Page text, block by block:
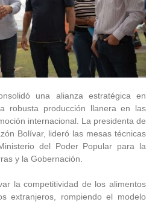
una alianza estratégica en
robusta producción llanera en las
internacional. La presidenta de
Bolívar, lideró las mesas técnicas
del Poder Popular para la
y la Gobernación.
la competitividad de los alimentos
extranjeros, rompiendo el modelo